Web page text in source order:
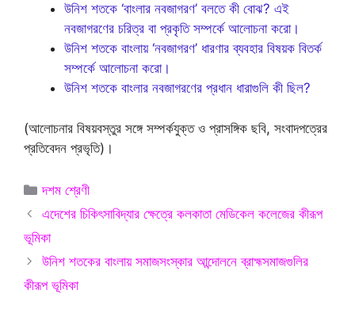
উনিশ শতকে ‘বাংলার নবজাগরণ’ বলতে কী বোঝ? এই
নবজাগরণের চরিত্র বা প্রকৃতি সম্পর্কে আলোচনা করো।
উনিশ শতকে বাংলায় ‘নবজাগরণ’ ধারণার ব্যবহার বিষয়ক বিতর্ক
সম্পর্কে আলোচনা করো।
উনিশ শতকে বাংলার নবজাগরণের প্রধান ধারাগুলি কী ছিল?
(আলোচনার বিষয়বস্তুর সঙ্গে সম্পর্কযুক্ত ও প্রাসঙ্গিক ছবি, সংবাদপত্রের
প্রতিবেদন প্রভৃতি)।
Categories
দশম শ্রেণী
এদেশের চিকিৎসাবিদ্যার ক্ষেত্রে কলকাতা মেডিকেল কলেজের কীরূপ
ভূমিকা
উনিশ শতকের বাংলায় সমাজসংস্কার আন্দোলনে ব্রাহ্মসমাজগুলির
কীরূপ ভূমিকা